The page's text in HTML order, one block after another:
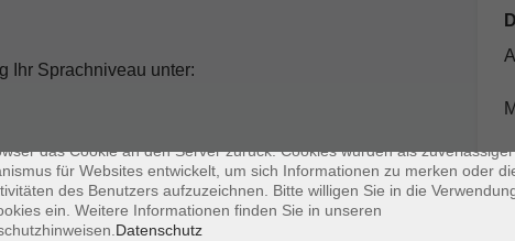
Ihr Sprachniveau unter:
sind kleine Datenmengen, die von einer Website gesendet und vom
werden. Ihr Browser speichert jede Nachricht in einer kleinen Datei,
das Cookie an den Server zurück. Cookies wurden als zuverlässiger
für Websites entwickelt, um sich Informationen zu merken oder
des Benutzers aufzuzeichnen. Bitte willigen Sie in die
ein. Weitere Informationen finden Sie in unseren
Datenschutz